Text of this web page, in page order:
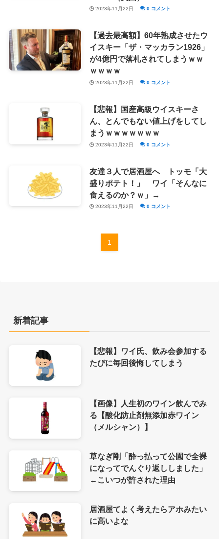
2023年11月22日 0 コメント
【過去最高額】60年熟成させたウ
イスキー「ザ・マッカラン1926」
が4億円で落札されてしまうｗｗ
ｗｗｗｗ
2023年11月22日 0 コメント
【悲報】国産高級ウイスキーさ
ん、とんでもない値上げをしてし
まうｗｗｗｗｗｗｗ
2023年11月22日 0 コメント
友達３人で居酒屋へ トッモ「大
盛りポテト！」 ワイ「そんなに
食えるのか？ｗ」→
2023年11月22日 0 コメント
1
新着記事
【悲報】ワイ氏、飲み会参加する
たびに毎回後悔してしまう
【画像】人生初のワイン飲んでみ
る【酸化防止剤無添加赤ワイン
（メルシャン）】
草なぎ剛「酔っ払って公園で全裸
になってでんぐり返ししました」
←こいつが許された理由
居酒屋てよく考えたらアホみたい
に高いよな